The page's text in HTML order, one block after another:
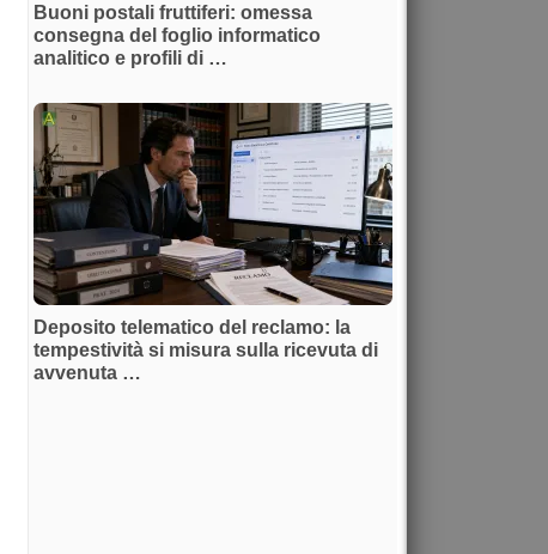
Buoni postali fruttiferi: omessa
consegna del foglio informatico
analitico e profili di …
Deposito telematico del reclamo: la
tempestività si misura sulla ricevuta di
avvenuta …